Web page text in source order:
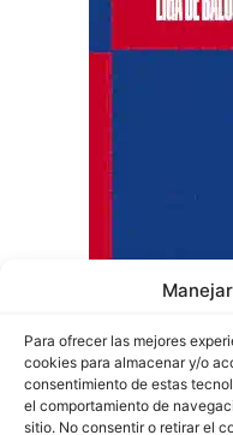
Para ofrecer las mejores
cookies para almacenar y/o
consentimiento de estas
el comportamiento de
sitio. No consentir o retirar el